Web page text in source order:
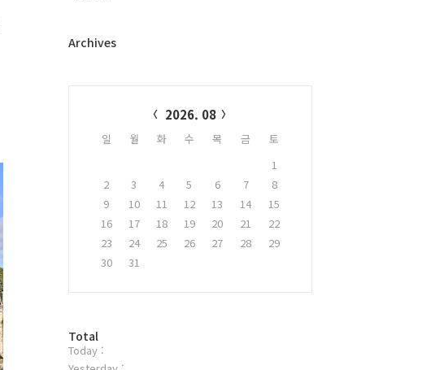
글
Archives
2026. 08
일 월 화 수 목 금
토
1
2
3 4 5 6 7
8
9
10 11 12 13 14
15
16
17 18 19 20 21
22
23
24 25 26 27 28
29
30
31
방
문
Total
Today :